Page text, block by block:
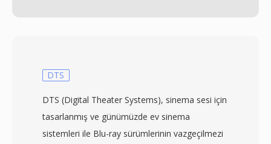
DTS
DTS (Digital Theater Systems), sinema sesi için
tasarlanmış ve günümüzde ev sinema
sistemleri ile Blu-ray sürümlerinin vazgeçilmezi